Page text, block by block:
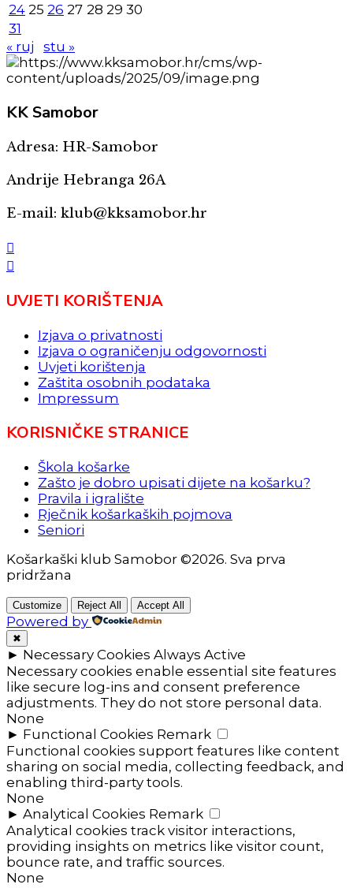
24 25 26 27 28 29 30
31
« ruj
stu »
KKSamobor
Adresa: HR-Samobor
Andrije Hebranga 26A
E-mail: klub@kksamobor.hr
UVJETI KORIŠTENJA
Izjava o privatnosti
Izjava o ograničenju odgovornosti
Uvjeti korištenja
Zaštita osobnih podataka
Impressum
KORISNIČKE STRANICE
Škola košarke
Zašto je dobro upisati dijete na košarku?
Pravila i igralište
Rječnik košarkaških pojmova
Seniori
Košarkaški klub Samobor ©2026. Sva prva
pridržana
Customize Reject All Accept All
Powered by
✖
► Necessary Cookies Always Active
Necessary cookies enable essential site features
like secure log-ins and consent preference
adjustments. They do not store personal data.
None
► Functional Cookies Remark
Functional cookies support features like content
sharing on social media, collecting feedback, and
enabling third-party tools.
None
► Analytical Cookies Remark
Analytical cookies track visitor interactions,
providing insights on metrics like visitor count,
bounce rate, and traffic sources.
None